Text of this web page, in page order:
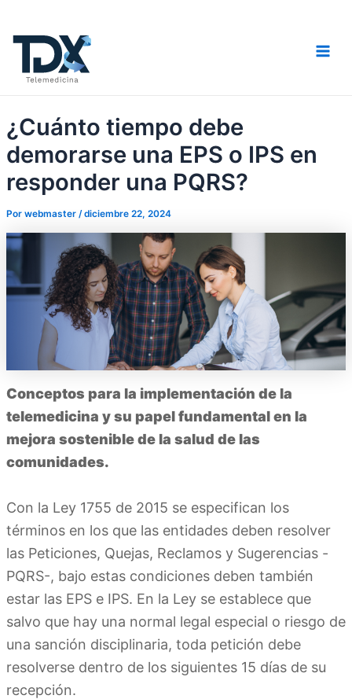
contenido
¿Cuánto tiempo debe
demorarse una EPS o IPS en
responder una PQRS?
Por webmaster /diciembre 22, 2024
Conceptos para la implementación de la
telemedicina y su papel fundamental en la
mejora sostenible de la salud de las
comunidades.
Con la Ley 1755 de 2015 se especifican los
términos en los que las entidades deben resolver
las Peticiones, Quejas, Reclamos y Sugerencias -
PQRS-, bajo estas condiciones deben también
estar las EPS e IPS. En la Ley se establece que
salvo que hay una normal legal especial o riesgo de
una sanción disciplinaria, toda petición debe
resolverse dentro de los siguientes 15 días de su
recepción.
entradas